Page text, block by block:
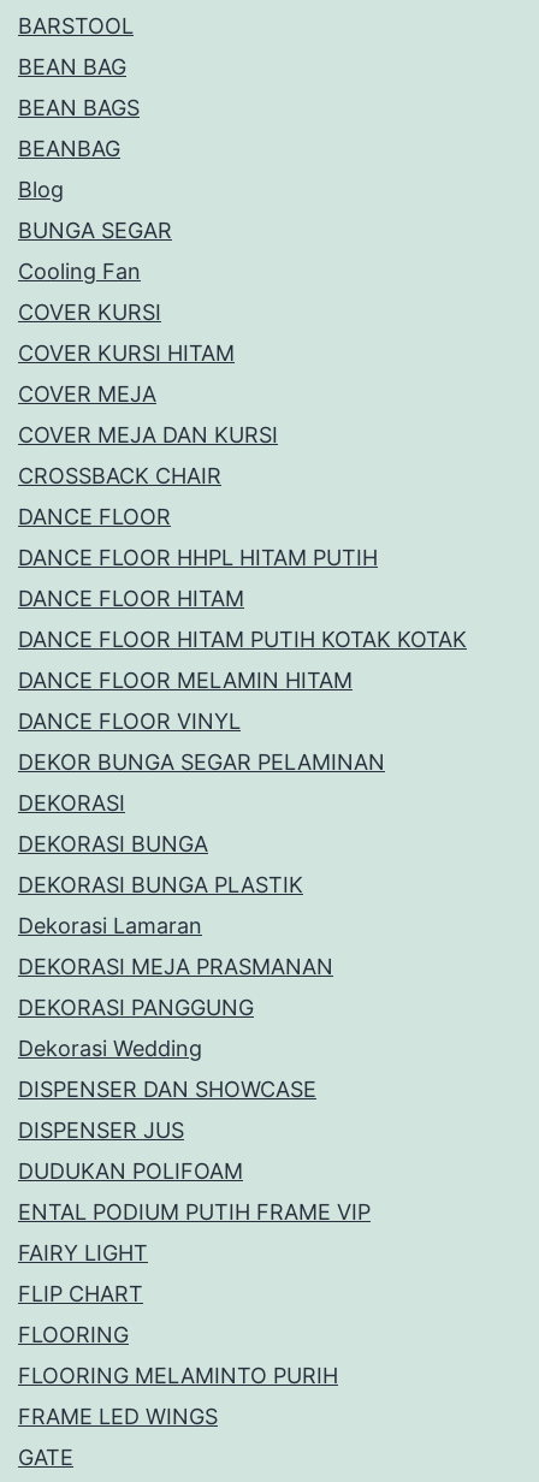
BARSTOOL
BEAN BAG
BEAN BAGS
BEANBAG
Blog
BUNGA SEGAR
Cooling Fan
COVER KURSI
COVER KURSI HITAM
COVER MEJA
COVER MEJA DAN KURSI
CROSSBACK CHAIR
DANCE FLOOR
DANCE FLOOR HHPL HITAM PUTIH
DANCE FLOOR HITAM
DANCE FLOOR HITAM PUTIH KOTAK KOTAK
DANCE FLOOR MELAMIN HITAM
DANCE FLOOR VINYL
DEKOR BUNGA SEGAR PELAMINAN
DEKORASI
DEKORASI BUNGA
DEKORASI BUNGA PLASTIK
Dekorasi Lamaran
DEKORASI MEJA PRASMANAN
DEKORASI PANGGUNG
Dekorasi Wedding
DISPENSER DAN SHOWCASE
DISPENSER JUS
DUDUKAN POLIFOAM
ENTAL PODIUM PUTIH FRAME VIP
FAIRY LIGHT
FLIP CHART
FLOORING
FLOORING MELAMINTO PURIH
FRAME LED WINGS
GATE